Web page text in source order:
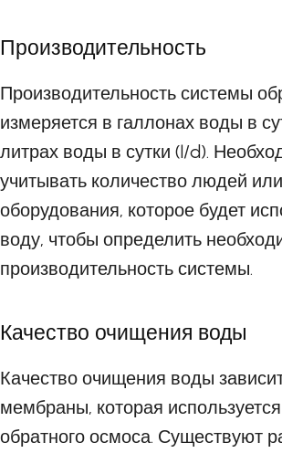
Производительность
Производительность системы
измеряется в галлонах воды в
литрах воды в сутки (l/d).
учитывать количество людей или
оборудования, которое будет
воду, чтобы определить
производительность системы.
Качество очищения воды
Качество очищения воды
мембраны, которая
обратного осмоса. Существуют